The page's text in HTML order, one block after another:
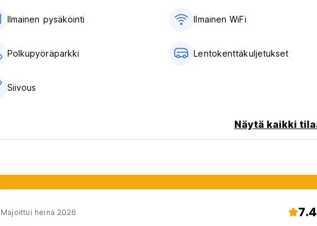
Ilmainen pysäköinti Ilmainen WiFi
Polkupyöräparkki Lentokenttäkuljetukset
Siivous
Näytä kaikki
Majoittui heinä 2026 7.4